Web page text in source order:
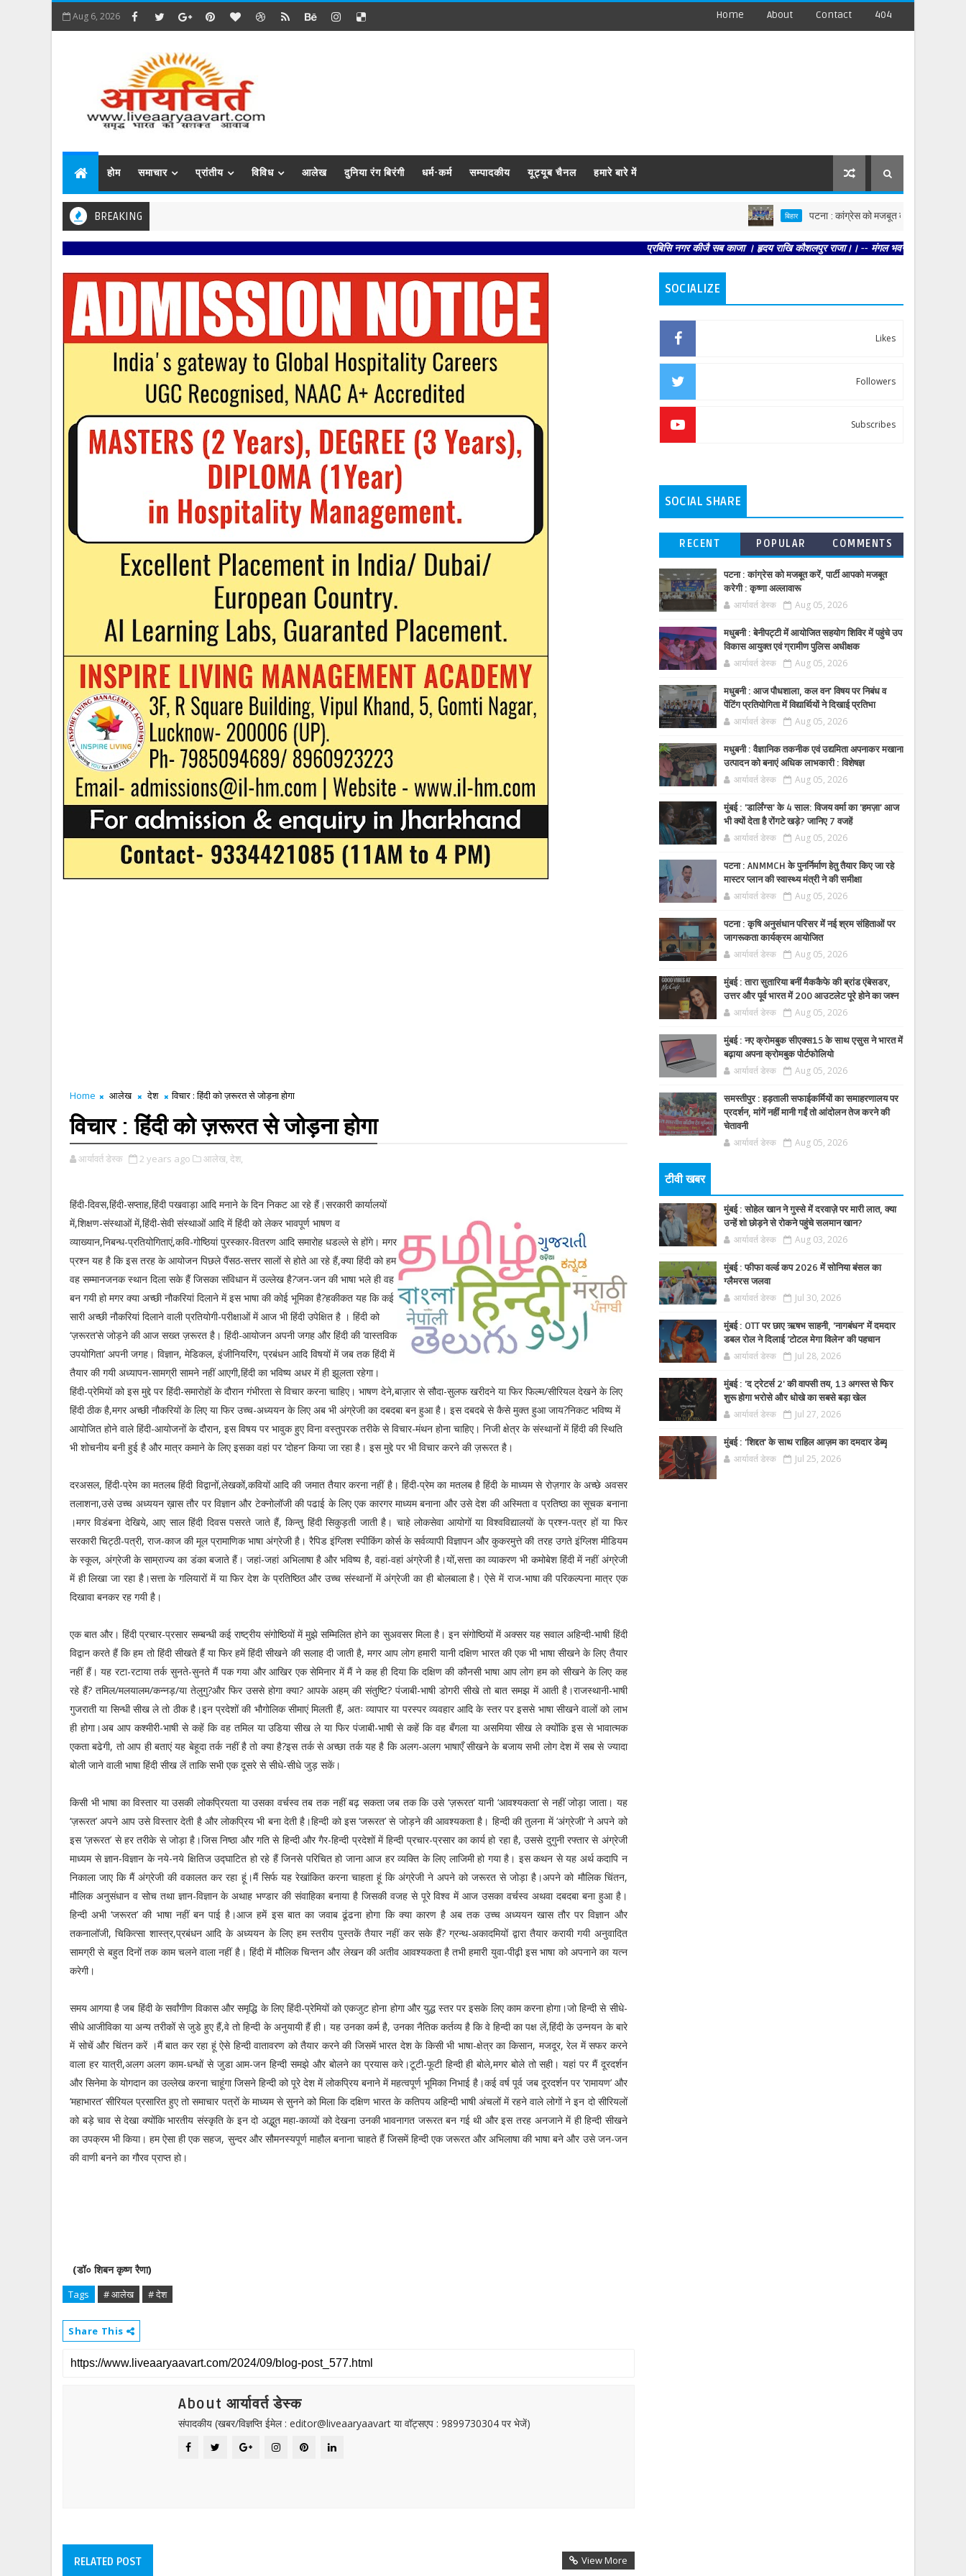
Aug 6, 2026 Home About Contact 404
होम समाचार प्रांतीय विविध आलेख दुनिया रंग बिरंगी धर्म-कर्म सम्पादकीय यूट्यूब चैनल हमारे बारे में
BREAKING बिहार पटना : कांग्रेस को मजबूत करें, पार्टी आपको मजबूत करेगी :
प्रबिसि नगर कीजै सब काजा । हृदय राखि कौशलपुर राजा।। -- मंगल भवन अमंगल हारी। द्रवहु
Home आलेख देश विचार : हिंदी को ज़रूरत से जोड़ना होगा
विचार : हिंदी को ज़रूरत से जोड़ना होगा
आर्यावर्त डेस्क 2 years ago आलेख, देश,
हिंदी-दिवस,हिंदी-सप्ताह,हिंदी पखवाड़ा आदि मनाने के दिन निकट आ रहे हैं।सरकारी कार्यालयों
में,शिक्षण-संस्थाओं में,हिंदी-सेवी संस्थाओं आदि में हिंदी को लेकर भावपूर्ण भाषण व
व्याख्यान,निबन्ध-प्रतियोगिताएं,कवि-गोष्ठियां पुरस्कार-वितरण आदि समारोह धडल्ले से होंगे। मगर
प्रश्न यह है कि इस तरह के आयोजन पिछले पैंसठ-सत्तर सालों से होते आ रहे हैं,क्या हिंदी को हम
वह सम्मानजनक स्थान दिला सके हैं जिसका संविधान में उल्लेख है?जन-जन की भाषा भले ही वह
बन गयी हो मगर क्या अच्छी नौकरियां दिलाने में इस भाषा की कोई भूमिका है?हकीकत यह कि कई
सारी अच्छी नौकरियां दिलाने वाली प्रतियोगी-परीक्षाओं में आज भी हिंदी उपेक्षित है । हिंदी को
‘ज़रूरत’से जोड़ने की आज सख्त ज़रूरत है। हिंदी-आयोजन अपनी जगह और हिंदी की ‘वास्तविक
उपयोगिता’ अपनी जगह। विज्ञान, मेडिकल, इंजीनियरिंग, प्रबंधन आदि विषयों में जब तक हिंदी में
तैयार की गयी अध्यापन-सामग्री सामने नहीं आएगी,हिंदी का भविष्य अधर में ही झूलता रहेगा।
हिंदी-प्रेमियों को इस मुद्दे पर हिंदी-समारोहों के दौरान गंभीरता से विचार करना चाहिए। भाषण देने,बाज़ार से सौदा-सुलफ खरीदने या फिर फिल्म/सीरियल देखने के लिए
हिंदी ठीक है,मगर अच्छी नौकरियों के लिए या फिर उच्च-अध्ययन के लिए अब भी अंग्रेजी का दबदबा बन हुआ है। इस दबदबे से कैसे मुक्त हुआ जाय?निकट भविष्य में
आयोजित होने वाले हिंदी-आयोजनों के दौरान, इस विषय पर भावुक हुए विना वस्तुपरक तरीके से विचार-मंथन होना चाहिए। निजी क्षेत्र के संस्थानों में हिंदी की स्थिति
भी शोचनीय बनी हुई है और मात्र कमाने के लिए इसका वहां पर ‘दोहन’ किया जा रहा है। इस मुद्दे पर भी विचार करने की ज़रूरत है।
दरअसल, हिंदी-प्रेम का मतलब हिंदी विद्वानों,लेखकों,कवियों आदि की जमात तैयार करना नहीं है। हिंदी-प्रेम का मतलब है हिंदी के माध्यम से रोज़गार के अच्छे अवसर
तलाशना,उसे उच्च अध्ययन ख़ास तौर पर विज्ञान और टेक्नोलॉजी की पढाई के लिए एक कारगर माध्यम बनाना और उसे देश की अस्मिता व प्रतिष्ठा का सूचक बनाना
।मगर विडंबना देखिये, आए साल हिंदी दिवस पसरते जाते हैं, किन्तु हिंदी सिकुड़ती जाती है। चाहे लोकसेवा आयोगों या विश्वविद्यालयों के प्रश्न-पत्र हों या फिर
सरकारी चिट्ठी-पत्री, राज-काज की मूल प्रामाणिक भाषा अंग्रेजी है। रैपिड इंग्लिश स्पीकिंग कोर्स के सर्वव्यापी विज्ञापन और कुकरमुत्ते की तरह उगते इंग्लिश मीडियम
के स्कूल, अंग्रेजी के साम्राज्य का डंका बजाते हैं। जहां-जहां अभिलाषा है और भविष्य है, वहां-वहां अंग्रेजी है।यों,सत्ता का व्याकरण भी कमोबेश हिंदी में नहीं अंग्रेजी
में ही लिखा जा रहा है।सत्ता के गलियारों में या फिर देश के प्रतिष्ठित और उच्च संस्थानों में अंग्रेजी का ही बोलबाला है। ऐसे में राज-भाषा की परिकल्पना मात्र एक
दिखावा बनकर रह गयी है।
एक बात और। हिंदी प्रचार-प्रसार सम्बन्धी कई राष्ट्रीय संगोष्ठियों में मुझे सम्मिलित होने का सुअवसर मिला है। इन संगोष्ठियों में अक्सर यह सवाल अहिन्दी-भाषी हिंदी
विद्वान करते हैं कि हम तो हिंदी सीखते हैं या फिर हमें हिंदी सीखने की सलाह दी जाती है, मगर आप लोग हमारी यानी दक्षिण भारत की एक भी भाषा सीखने के लिए तैयार
नहीं हैं। यह रटा-रटाया तर्क सुनते-सुनते मैं पक गया और आखिर एक सेमिनार में मैं ने कह ही दिया कि दक्षिण की कौनसी भाषा आप लोग हम को सीखने के लिए कह
रहे हैं? तमिल/मलयालम/कन्नड़/या तेलुगु?और फिर उससे होगा क्या? आपके अहम् की संतुष्टि? पंजाबी-भाषी डोगरी सीखे तो बात समझ में आती है।राजस्थानी-भाषी
गुजराती या सिन्धी सीख ले तो ठीक है।इन प्रदेशों की भौगोलिक सीमाएं मिलती हैं, अतः व्यापार या परस्पर व्यवहार आदि के स्तर पर इससे भाषा सीखने वालों को लाभ
ही होगा।अब आप कश्मीरी-भाषी से कहें कि वह तमिल या उडिया सीख ले या फिर पंजाबी-भाषी से कहें कि वह बँगला या असमिया सीख ले क्योंकि इस से भावात्मक
एकता बढेगी, तो आप ही बताएं यह बेहूदा तर्क नहीं है तो क्या है?इस तर्क से अच्छा तर्क यह है कि अलग-अलग भाषाएँ सीखने के बजाय सभी लोग देश में सब से ज्यादा
बोली जाने वाली भाषा हिंदी सीख लें ताकि सभी एक दूसरे से सीधे-सीधे जुड़ सकें।
किसी भी भाषा का विस्तार या उसकी लोकप्रियता या उसका वर्चस्व तब तक नहीं बढ़ सकता जब तक कि उसे ‘ज़रूरत’ यानी ‘आवश्यकता’ से नहीं जोड़ा जाता। यह
‘ज़रूरत’ अपने आप उसे विस्तार देती है और लोकप्रिय भी बना देती है।हिन्दी को इस ‘जरूरत’ से जोड़ने की आवश्यकता है। हिन्दी की तुलना में ‘अंग्रेजी’ ने अपने को
इस ‘ज़रूरत’ से हर तरीके से जोड़ा है।जिस निष्ठा और गति से हिन्दी और गैर-हिन्दी प्रदेशों में हिन्दी प्रचार-प्रसार का कार्य हो रहा है, उससे दुगुनी रफ्तार से अंग्रेजी
माध्यम से ज्ञान-विज्ञान के नये-नये क्षितिज उद्घाटित हो रहे हैं जिनसे परिचित हो जाना आज हर व्यक्ति के लिए लाजिमी हो गया है। इस कथन से यह अर्थ कदापि न
निकाला जाए कि मैं अंग्रेजी की वकालत कर रहा हूं।मैं सिर्फ यह रेखांकित करना चाहता हूं कि अंग्रेजी ने अपने को जरूरत से जोड़ा है।अपने को मौलिक चिंतन,
मौलिक अनुसंधान व सोच तथा ज्ञान-विज्ञान के अथाह भण्डार की संवाहिका बनाया है जिसकी वजह से पूरे विश्व में आज उसका वर्चस्व अथवा दबदबा बना हुआ है।
हिन्दी अभी ‘जरूरत’ की भाषा नहीं बन पाई है।आज हमें इस बात का जवाब ढूंढना होगा कि क्या कारण है अब तक उच्च अध्ययन खास तौर पर विज्ञान और
तकनालॉजी, चिकित्सा शास्त्र,प्रबंधन आदि के अध्ययन के लिए हम स्तरीय पुस्तकें तैयार नहीं कर सके हैं? ग्रन्थ-अकादमियों द्वारा तैयार करायी गयी अनुवादित
सामग्री से बहुत दिनों तक काम चलने वाला नहीं है। हिंदी में मौलिक चिन्तन और लेखन की अतीव आवश्यकता है तभी हमारी युवा-पीढ़ी इस भाषा को अपनाने का यत्न
करेगी।
समय आगया है जब हिंदी के सर्वांगीण विकास और समृद्धि के लिए हिंदी-प्रेमियों को एकजुट होना होगा और युद्ध स्तर पर इसके लिए काम करना होगा।जो हिन्दी से सीधे-
सीधे आजीविका या अन्य तरीकों से जुडे हुए हैं,वे तो हिन्दी के अनुयायी हैं ही। यह उनका कर्म है, उनका नैतिक कर्तव्य है कि वे हिन्दी का पक्ष लें,हिंदी के उन्नयन के बारे
में सोचें और चिंतन करें ।मैं बात कर रहा हूं ऐसे हिन्दी वातावरण को तैयार करने की जिसमें भारत देश के किसी भी भाषा-क्षेत्र का किसान, मजदूर, रेल में सफर करने
वाला हर यात्री,अलग अलग काम-धन्धों से जुडा आम-जन हिन्दी समझे और बोलने का प्रयास करे।टूटी-फूटी हिन्दी ही बोले,मगर बोले तो सही। यहां पर मैं दूरदर्शन
और सिनेमा के योगदान का उल्लेख करना चाहूंगा जिसने हिन्दी को पूरे देश में लोकप्रिय बनाने में महत्वपूर्ण भूमिका निभाई है।कई वर्ष पूर्व जब दूरदर्शन पर ‘रामायण’ और
‘महाभारत’ सीरियल प्रसारित हुए तो समाचार पत्रों के माध्यम से सुनने को मिला कि दक्षिण भारत के कतिपय अहिन्दी भाषी अंचलों में रहने वाले लोगों ने इन दो सीरियलों
को बड़े चाव से देखा क्योंकि भारतीय संस्कृति के इन दो अद्भुत महा-काव्यों को देखना उनकी भावनागत जरूरत बन गई थी और इस तरह अनजाने में ही हिन्दी सीखने
का उपक्रम भी किया। हम ऐसा ही एक सहज, सुन्दर और सौमनस्यपूर्ण माहौल बनाना चाहते हैं जिसमें हिन्दी एक जरूरत और अभिलाषा की भाषा बने और उसे जन-जन
की वाणी बनने का गौरव प्राप्त हो।
(डॉ० शिबन कृष्ण रैणा)
Tags # आलेख # देश
Share This
About आर्यावर्त डेस्क
संपादकीय (खबर/विज्ञप्ति ईमेल : editor@liveaaryaavart या वॉट्सएप : 9899730304 पर भेजें)
RELATED POST View More
SOCIALIZE
Likes
Followers
Subscribes
SOCIAL SHARE
RECENT POPULAR COMMENTS
पटना : कांग्रेस को मजबूत करें, पार्टी आपको मजबूत
करेगी : कृष्णा अल्लावारू
आर्यावर्त डेस्क Aug 05, 2026
मधुबनी : बेनीपट्टी में आयोजित सहयोग शिविर में पहुंचे उप
विकास आयुक्त एवं ग्रामीण पुलिस अधीक्षक
आर्यावर्त डेस्क Aug 05, 2026
मधुबनी : आज पौधशाला, कल वन' विषय पर निबंध व
पेंटिंग प्रतियोगिता में विद्यार्थियों ने दिखाई प्रतिभा
आर्यावर्त डेस्क Aug 05, 2026
मधुबनी : वैज्ञानिक तकनीक एवं उद्यमिता अपनाकर मखाना
उत्पादन को बनाएं अधिक लाभकारी : विशेषज्ञ
आर्यावर्त डेस्क Aug 05, 2026
मुंबई : 'डार्लिंग्स' के 4 साल: विजय वर्मा का 'हमज़ा' आज
भी क्यों देता है रोंगटे खड़े? जानिए 7 वजहें
आर्यावर्त डेस्क Aug 05, 2026
पटना : ANMMCH के पुनर्निर्माण हेतु तैयार किए जा रहे
मास्टर प्लान की स्वास्थ्य मंत्री ने की समीक्षा
आर्यावर्त डेस्क Aug 05, 2026
पटना : कृषि अनुसंधान परिसर में नई श्रम संहिताओं पर
जागरूकता कार्यक्रम आयोजित
आर्यावर्त डेस्क Aug 05, 2026
मुंबई : तारा सुतारिया बनीं मैककैफे की ब्रांड एंबेसडर,
उत्तर और पूर्व भारत में 200 आउटलेट पूरे होने का जश्न
आर्यावर्त डेस्क Aug 05, 2026
मुंबई : नए क्रोमबुक सीएक्स15 के साथ एसुस ने भारत में
बढ़ाया अपना क्रोमबुक पोर्टफोलियो
आर्यावर्त डेस्क Aug 05, 2026
समस्तीपुर : हड़ताली सफाईकर्मियों का समाहरणालय पर
प्रदर्शन, मांगें नहीं मानी गईं तो आंदोलन तेज करने की
चेतावनी
आर्यावर्त डेस्क Aug 05, 2026
टीवी खबर
मुंबई : सोहेल खान ने गुस्से में दरवाज़े पर मारी लात, क्या
उन्हें शो छोड़ने से रोकने पहुंचे सलमान खान?
आर्यावर्त डेस्क Aug 03, 2026
मुंबई : फीफा वर्ल्ड कप 2026 में सोनिया बंसल का
ग्लैमरस जलवा
आर्यावर्त डेस्क Jul 30, 2026
मुंबई : OTT पर छाए ऋषभ साहनी, 'नागबंधन' में दमदार
डबल रोल ने दिलाई 'टोटल मेगा विलेन' की पहचान
आर्यावर्त डेस्क Jul 28, 2026
मुंबई : 'द ट्रेटर्स 2' की वापसी तय, 13 अगस्त से फिर
शुरू होगा भरोसे और धोखे का सबसे बड़ा खेल
आर्यावर्त डेस्क Jul 27, 2026
मुंबई : 'शिद्दत' के साथ राहिल आज़म का दमदार डेब्यू
आर्यावर्त डेस्क Jul 25, 2026